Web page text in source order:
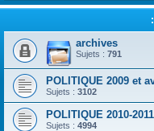
archives
Sujets : 791
POLITIQUE 2009 et
Sujets : 3102
POLITIQUE 2010-2011
Sujets : 4994